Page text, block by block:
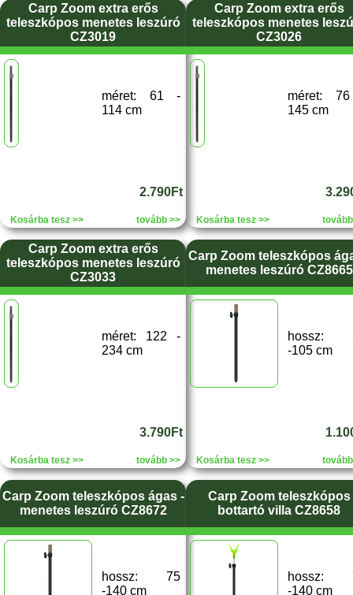
Carp Zoom extra erős
teleszkópos menetes leszúró
CZ3019
méret: 61 -
114 cm
2.790Ft
Kosárba tesz >> tovább >>
Carp Zoom extra erős
teleszkópos menetes
CZ3026
méret:
145 cm
Kosárba tesz >>
Carp Zoom extra erős
teleszkópos menetes leszúró
CZ3033
méret: 122 -
234 cm
3.790Ft
Kosárba tesz >> tovább >>
Carp Zoom teleszkópos
menetes leszúró CZ8665
hossz:
-105 cm
Kosárba tesz >>
Carp Zoom teleszkópos ágas -
menetes leszúró CZ8672
hossz: 75
-140 cm
Carp Zoom teleszkópos
bottartó villa CZ8658
hossz:
-140 cm